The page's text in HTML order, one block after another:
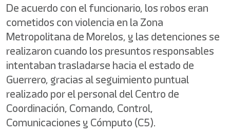
De acuerdo con el funcionario, los robos eran
cometidos con violencia en la Zona
Metropolitana de Morelos, y las detenciones se
realizaron cuando los presuntos responsables
intentaban trasladarse hacia el estado de
Guerrero, gracias al seguimiento puntual
realizado por el personal del Centro de
Coordinación, Comando, Control,
Comunicaciones y Cómputo (C5).